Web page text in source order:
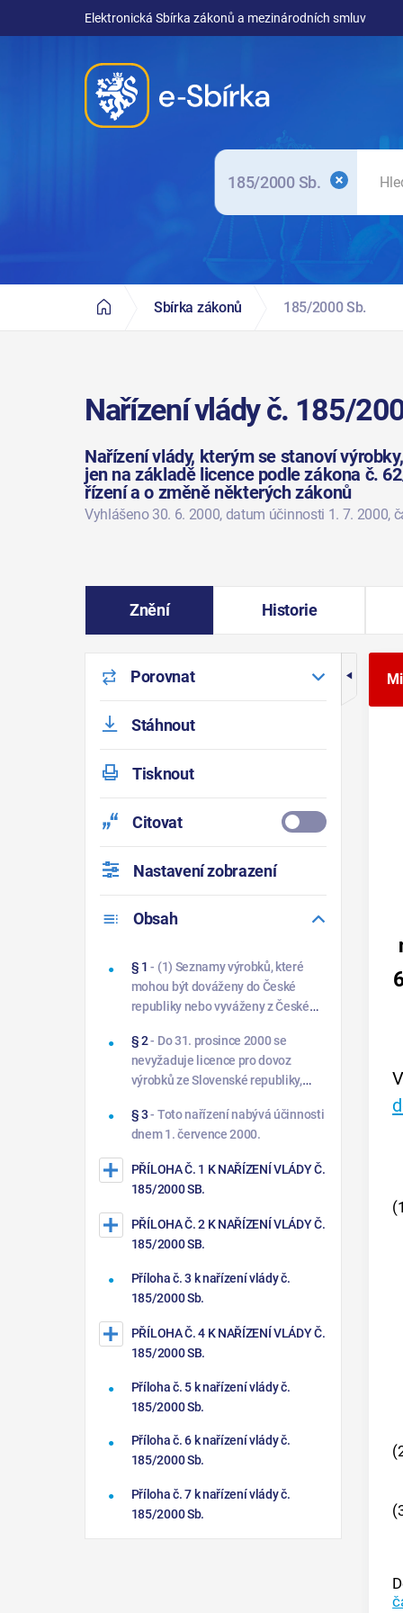
Elektronická Sbírka zákonů a mezinárodních smluv
185/2000 Sb.
Sbírka zákonů 185/2000 Sb.
Nařízení vlády č. 185/
Nařízení vlády, kterým se stanoví
jen na základě licence podle zákona č.
řízení a o změně některých zákonů
Vyhlášeno 30. 6. 2000, datum účinnosti 1. 7. 2000,
Znění Historie
Porovnat
Stáhnout
Tisknout
Citovat
Nastavení zobrazení
Obsah
§ 1 - (1) Seznamy výrobků, které
mohou být dováženy do České
republiky nebo vyváženy z České
podle zákona, jsou uvedeny:
§ 2- Do 31. prosince 2000 se
nevyžaduje licence pro dovoz
výrobků ze Slovenské republiky,
č. 1, a licence pro vývoz výrobků do
Slovenské republiky, uvedených v
částech I až VI přílohy č. 2.
§ 3- Toto nařízení nabývá účinnosti
dnem 1. července 2000.
PŘÍLOHA Č. 1 K NAŘÍZENÍ VLÁDY Č.
185/2000 SB.
PŘÍLOHA Č. 2 K NAŘÍZENÍ VLÁDY Č.
185/2000 SB.
Příloha č. 3 k nařízení vlády č.
185/2000 Sb.
PŘÍLOHA Č. 4 K NAŘÍZENÍ VLÁDY Č.
185/2000 SB.
Příloha č. 5 k nařízení vlády č.
185/2000 Sb.
Příloha č. 6 k nařízení vlády č.
185/2000 Sb.
Příloha č. 7 k nařízení vlády č.
185/2000 Sb.